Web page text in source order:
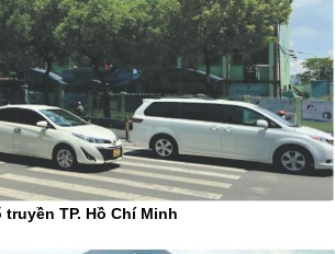
TP. Hồ Chí Minh